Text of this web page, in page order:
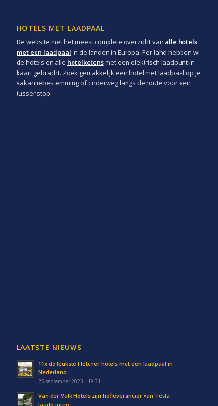
HOTELS MET LAADPAAL
De website met het meest complete overzicht van alle hotels
met een laadpaal in de landen in Europa. Per land hebben wij
de hotels en alle hotelketensmet een elektrisch laadpunt in
kaart gebracht. Zoek gemakkelijk een hotel met laadpaal op je
vakantiebestemming of onderweg langs de route voor een
tussenstop.
LAATSTE NIEUWS
11x de leukste Fletcher hotels met een laadpaal in
Nederland
25 september 2023 - 19:31
Van der Valk Hotels zijn hofleverancier van Tesla
laadpunten